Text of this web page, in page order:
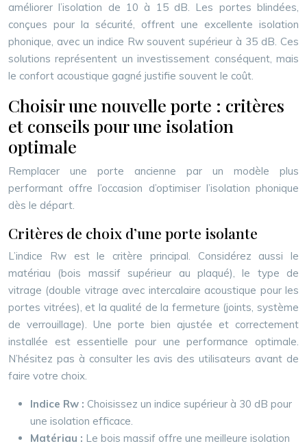
améliorer l’isolation de 10 à 15 dB. Les portes blindées,
conçues pour la sécurité, offrent une excellente isolation
phonique, avec un indice Rw souvent supérieur à 35 dB. Ces
solutions représentent un investissement conséquent, mais
le confort acoustique gagné justifie souvent le coût.
Choisir une nouvelle porte : critères
et conseils pour une isolation
optimale
Remplacer une porte ancienne par un modèle plus
performant offre l’occasion d’optimiser l’isolation phonique
dès le départ.
Critères de choix d’une porte isolante
L’indice Rw est le critère principal. Considérez aussi le
matériau (bois massif supérieur au plaqué), le type de
vitrage (double vitrage avec intercalaire acoustique pour les
portes vitrées), et la qualité de la fermeture (joints, système
de verrouillage). Une porte bien ajustée et correctement
installée est essentielle pour une performance optimale.
N’hésitez pas à consulter les avis des utilisateurs avant de
faire votre choix.
Indice Rw : Choisissez un indice supérieur à 30 dB pour
une isolation efficace.
Matériau : Le bois massif offre une meilleure isolation